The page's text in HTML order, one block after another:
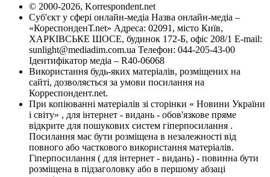
© 2000-2026, Korrespondent.net
Суб'єкт у сфері онлайн-медіа Назва онлайн-медіа –
«КореспонденТ.net» Адреса: 02091, місто Київ,
ХАРКІВСЬКЕ ШОСЕ, будинок 172-Б, офіс 208/1 E-mail:
sunlight@mediadim.com.ua Телефон: 044-205-43-00
Ідентифікатор медіа – R40-06068
Використання будь-яких матеріалів, розміщених на
сайті, дозволяється за умови посилання на
Корреспондент.net.
При копіюванні матеріалів зі сторінки « Новини України
і світу» , для інтернет - видань - обов'язкове пряме
відкрите для пошукових систем гіперпосилання .
Посилання має бути розміщена в незалежності від
повного або часткового використання матеріалів.
Гіперпосилання ( для інтернет - видань) - повинна бути
розміщена в підзаголовку або в першому абзаці